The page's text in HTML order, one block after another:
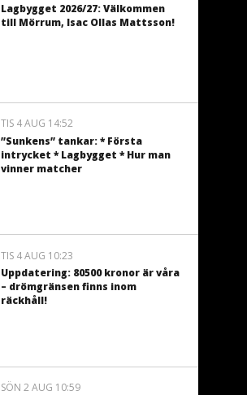
Lagbygget 2026/27: Välkommen
till Mörrum, Isac Ollas Mattsson!
TIS 4 AUG 14:52
”Sunkens” tankar: * Första
intrycket * Lagbygget * Hur man
vinner matcher
TIS 4 AUG 10:23
Uppdatering: 80500 kronor är våra
– drömgränsen finns inom
räckhåll!
SÖN 2 AUG 10:59